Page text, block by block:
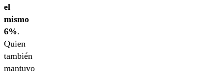
el
mismo
6%.
Quien
también
mantuvo